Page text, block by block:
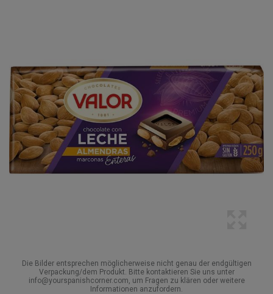
Die Bilder entsprechen möglicherweise nicht genau der endgültigen
Verpackung/dem Produkt. Bitte kontaktieren Sie uns unter
info@yourspanishcorner.com, um Fragen zu klären oder weitere
Informationen anzufordern.